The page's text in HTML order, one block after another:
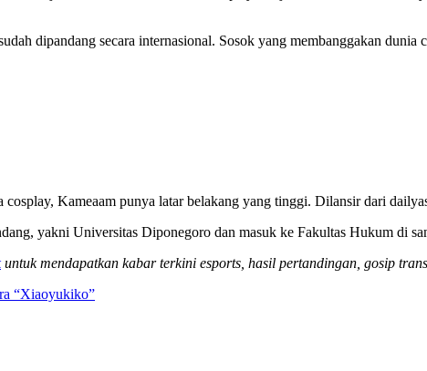
dipandang secara internasional. Sosok yang membanggakan dunia
Kameaam punya latar belakang yang tinggi. Dilansir dari
yakni Universitas Diponegoro dan masuk ke Fakultas Hukum di
untuk mendapatkan kabar terkini esports, hasil pertandingan, gosip
“Xiaoyukiko”